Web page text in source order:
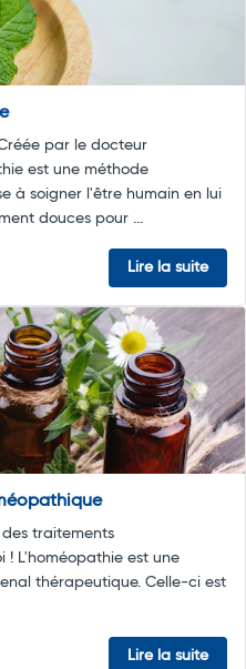
par le docteur
est une méthode
à soigner l'être humain en lui
douces pour ...
Lire la suite
traitements
! L'homéopathie est une
thérapeutique. Celle-ci est
Lire la suite